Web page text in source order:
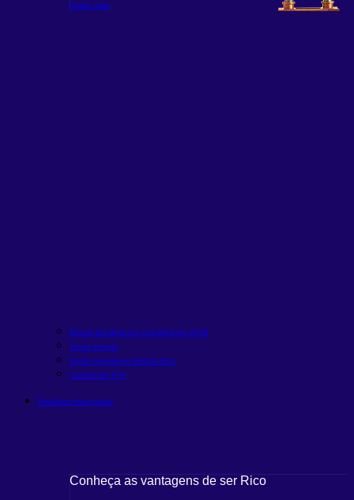
Saiba mais
Ebook Da Meta Ao Investimento 2026
Onde investir
Onde investir em Renda Fixa
Carteira de FIIs
Planilhas financeiras
Conheça as vantagens de ser Rico